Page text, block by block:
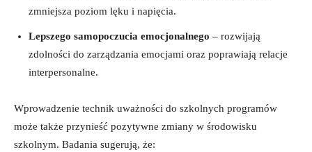
zmniejsza poziom⁤ lęku i napięcia.
Lepszego samopoczucia emocjonalnego – rozwijają
zdolności do zarządzania emocjami oraz poprawiają⁣ relacje
interpersonalne.
Wprowadzenie technik uważności do szkolnych ‌programów
może także przynieść pozytywne ⁣zmiany ⁣w środowisku
szkolnym. Badania sugerują, ⁤że: